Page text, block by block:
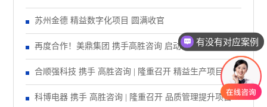
精益注塑项目！
苏州金德 精益数字化项目 圆满收官
再度合作！美鼎集团 携手高胜咨询 启动管理变革项目
合顺强科技 携手 高胜咨询 | 隆重召开 精益生产项目誓师
大会！
科博电器 携手 高胜咨询 | 隆重召开 品质管理提升项目启
有没有对应案例